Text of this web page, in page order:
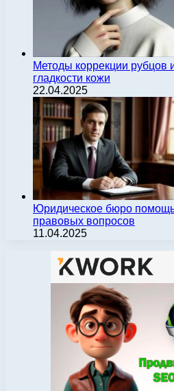
Методы коррекции рубцов
гладкости кожи
22.04.2025
Юридическое бюро
правовых вопросов
11.04.2025